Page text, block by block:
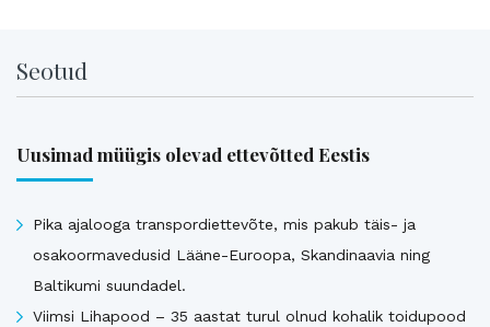
Seotud
Uusimad müügis olevad ettevõtted Eestis
Pika ajalooga transpordiettevõte, mis pakub täis- ja
osakoormavedusid Lääne-Euroopa, Skandinaavia ning
Baltikumi suundadel.
Viimsi Lihapood – 35 aastat turul olnud kohalik toidupood